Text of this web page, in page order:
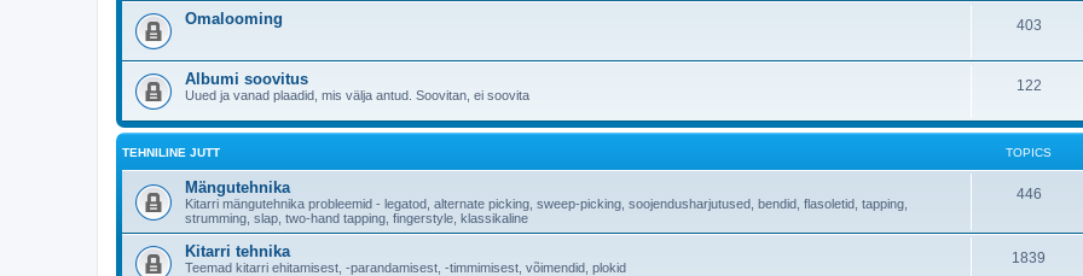
Omalooming 403
Albumi soovitus
Uued ja vanad plaadid, mis välja antud. Soovitan, ei soovita
122
TEHNILINE JUTT TOPICS
Mängutehnika
Kitarri mängutehnika probleemid - legatod, alternate picking, sweep-picking, soojendusharjutused, bendid, flasoletid, tapping,
strumming, slap, two-hand tapping, fingerstyle, klassikaline
446
Kitarri tehnika
Teemad kitarri ehitamisest, -parandamisest, -timmimisest, võimendid, plokid
1839